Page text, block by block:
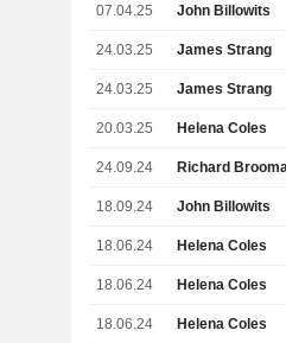
07.04.25 John Billowits
24.03.25 James Strang
24.03.25 James Strang
20.03.25 Helena Coles
24.09.24 Richard
18.09.24 John Billowits
18.06.24 Helena Coles
18.06.24 Helena Coles
18.06.24 Helena Coles